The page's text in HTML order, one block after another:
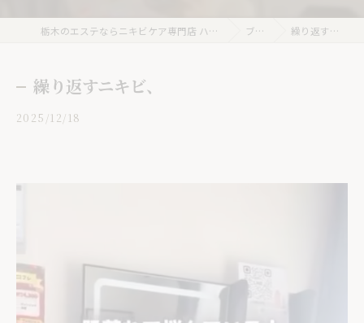
栃木のエステならニキビケア専門店 ハーブピーリングHY ブログ 繰り返すニキビ、
繰り返すニキビ、
2025/12/18